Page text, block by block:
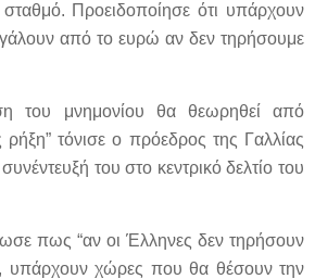
σταθμό. Προειδοποίησε ότι υπάρχουν
από το ευρώ αν δεν τηρήσουμε
του μνημονίου θα θεωρηθεί από
τόνισε ο πρόεδρος της Γαλλίας
του στο κεντρικό δελτίο του
πως “αν οι Έλληνες δεν τηρήσουν
υπάρχουν χώρες που θα θέσουν την